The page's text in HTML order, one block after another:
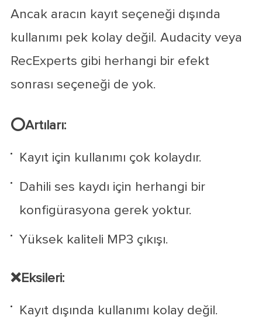
Ancak aracın kayıt seçeneği dışında
kullanımı pek kolay değil. Audacity veya
RecExperts gibi herhangi bir efekt
sonrası seçeneği de yok.
⭕Artıları:
Kayıt için kullanımı çok kolaydır.
Dahili ses kaydı için herhangi bir
konfigürasyona gerek yoktur.
Yüksek kaliteli MP3 çıkışı.
❌Eksileri:
Kayıt dışında kullanımı kolay değil.